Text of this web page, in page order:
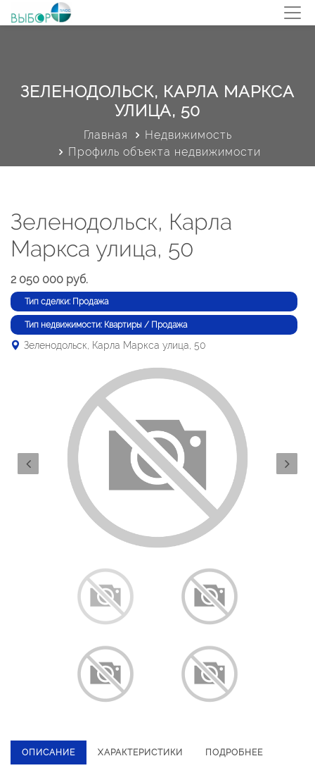
ЗЕЛЕНОДОЛЬСК, КАРЛА МАРКСА
УЛИЦА, 50
Главная
Недвижимость
Профиль объекта недвижимости
Зеленодольск, Карла
Маркса улица, 50
2 050 000 руб.
Тип сделки: Продажа
Тип недвижимости: Квартиры / Продажа
Зеленодольск, Карла Маркса улица, 50
ОПИСАНИЕ ХАРАКТЕРИСТИКИ ПОДРОБНЕЕ